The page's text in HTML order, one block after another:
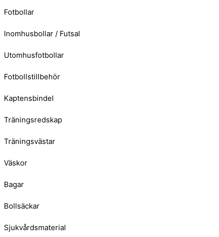
Fotbollar
Inomhusbollar / Futsal
Utomhusfotbollar
Fotbollstillbehör
Kaptensbindel
Träningsredskap
Träningsvästar
Väskor
Bagar
Bollsäckar
Sjukvårdsmaterial